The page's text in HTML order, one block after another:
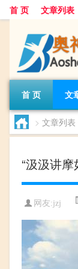
首 页 文章列表
首 页 文
> 文章列表
“汲汲讲
网友:jzj